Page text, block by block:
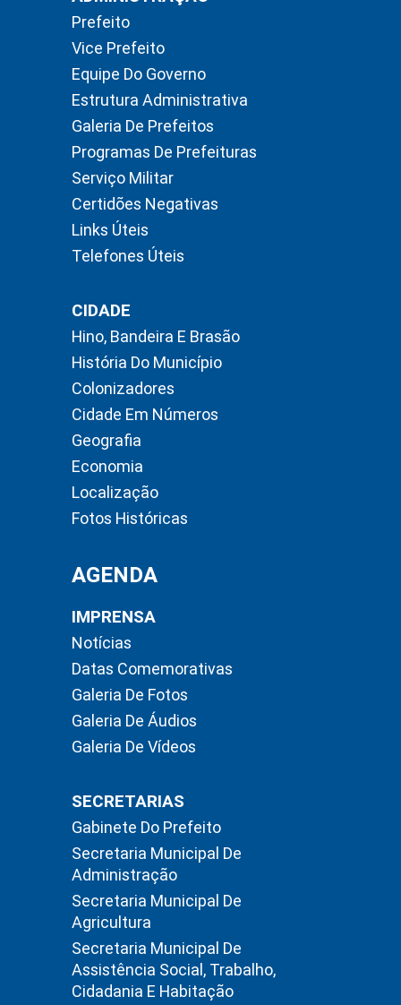
Prefeito
Vice Prefeito
Equipe Do Governo
Estrutura Administrativa
Galeria De Prefeitos
Programas De Prefeituras
Serviço Militar
Certidões Negativas
Links Úteis
Telefones Úteis
CIDADE
Hino, Bandeira E Brasão
História Do Município
Colonizadores
Cidade Em Números
Geografia
Economia
Localização
Fotos Históricas
AGENDA
IMPRENSA
Notícias
Datas Comemorativas
Galeria De Fotos
Galeria De Áudios
Galeria De Vídeos
SECRETARIAS
Gabinete Do Prefeito
Secretaria Municipal De
Administração
Secretaria Municipal De
Agricultura
Secretaria Municipal De
Assistência Social, Trabalho,
Cidadania E Habitação